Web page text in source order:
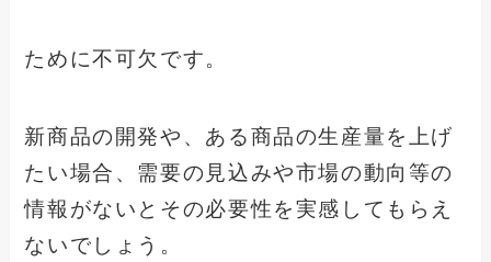
ために不可欠です。
新商品の開発や、ある商品の生産量を上げ
たい場合、需要の見込みや市場の動向等の
情報がないとその必要性を実感してもらえ
ないでしょう。